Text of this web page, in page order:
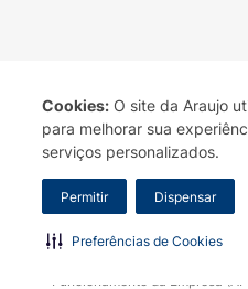
Cookies: O site da Araujo
para melhorar sua
serviços personalizados.
Permitir Dispensar
Preferências de Cookies
Termo de Uso Portal da
A Drogaria Araujo S/A
marca. Para sua segurança
Araujo S.A. Em caso de
Razão Social: Drogaria Araujo
0300.313.1010 e (31) 3270-
10.965 | Yasmin Silva
Funcionamento da Empresa